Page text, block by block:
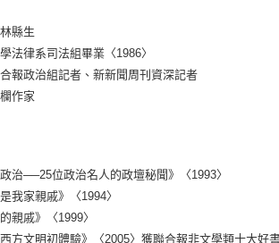
縣生
法律系司法組畢業〈1986〉
報政治組記者、新新聞周刊資深記者
作家
治──25位政治名人的政壇秘聞》〈1993〉
我家親戚》〈1994〉
親戚》〈1999〉
方文明初體驗》〈2005〉獲聯合報非文學類十大好